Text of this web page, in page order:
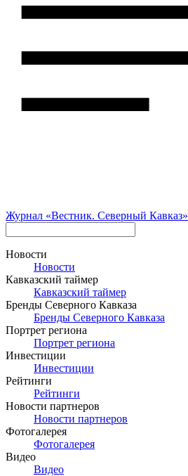
Журнал «Вестник. Северный Кавказ»
Новости
Новости
Кавказский таймер
Кавказский таймер
Бренды Северного Кавказа
Бренды Северного Кавказа
Портрет региона
Портрет региона
Инвестиции
Инвестиции
Рейтинги
Рейтинги
Новости партнеров
Новости партнеров
Фотогалерея
Фотогалерея
Видео
Видео